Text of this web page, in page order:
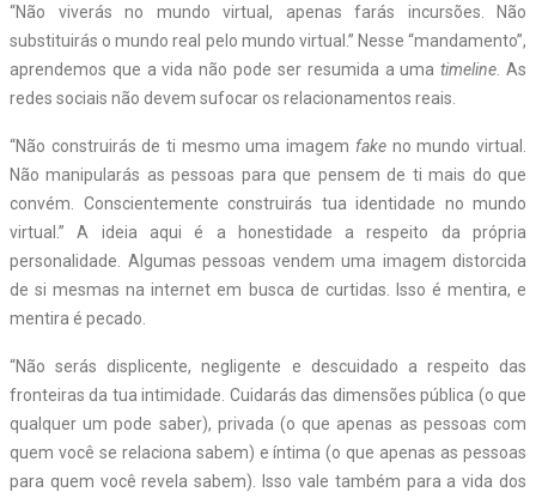
“Não viverás no mundo virtual, apenas farás incursões. Não
substituirás o mundo real pelo mundo virtual.” Nesse “mandamento”,
aprendemos que a vida não pode ser resumida a umatimeline . As
redes sociais não devem sufocar os relacionamentos reais.
“Não construirás de ti mesmo uma imagem fake no mundo virtual.
Não manipularás as pessoas para que pensem de ti mais do que
convém. Conscientemente construirás tua identidade no mundo
virtual.” A ideia aqui é a honestidade a respeito da própria
personalidade. Algumas pessoas vendem uma imagem distorcida
de si mesmas na internet em busca de curtidas. Isso é mentira, e
mentira é pecado.
“Não serás displicente, negligente e descuidado a respeito das
fronteiras da tua intimidade. Cuidarás das dimensões pública (o que
qualquer um pode saber), privada (o que apenas as pessoas com
quem você se relaciona sabem) e íntima (o que apenas as pessoas
para quem você revela sabem). Isso vale também para a vida dos